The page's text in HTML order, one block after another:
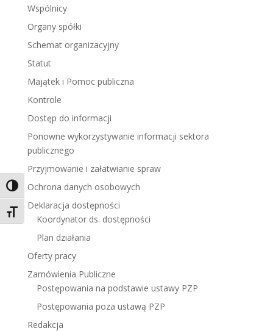
Toggle High Contrast
Toggle Font size
Wspólnicy
Organy spółki
Schemat organizacyjny
Statut
Majątek i Pomoc publiczna
Kontrole
Dostęp do informacji
Ponowne wykorzystywanie informacji sektora
publicznego
Przyjmowanie i załatwianie spraw
Ochrona danych osobowych
Deklaracja dostępności
Koordynator ds. dostępności
Plan działania
Oferty pracy
Zamówienia Publiczne
Postępowania na podstawie ustawy PZP
Postępowania poza ustawą PZP
Redakcja